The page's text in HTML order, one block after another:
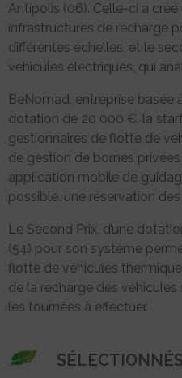
Antipolis (06). Celle-ci a
infrastructures de recharge
différentes échelles, et le
véhicules électriques, qui
BeNomad, entreprise basée
dotation de 20 000 €. la
gestionnaires de flotte de
de gestion de bornes
application mobile de
possible, une réservation
Le Second Prix, d’une
(54) pour son système
flotte de véhicules
de la recharge des
les tournées à effectuer.